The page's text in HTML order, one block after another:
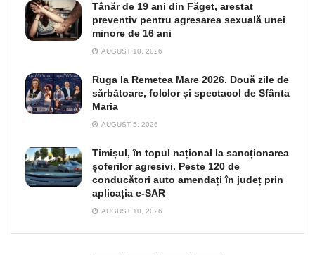
Tânăr de 19 ani din Făget, arestat
preventiv pentru agresarea sexuală unei
minore de 16 ani
AUGUST 10, 2026
Ruga la Remetea Mare 2026. Două zile de
sărbătoare, folclor și spectacol de Sfânta
Maria
AUGUST 5, 2026
Timișul, în topul național la sancționarea
șoferilor agresivi. Peste 120 de
conducători auto amendați în județ prin
aplicația e-SAR
AUGUST 10, 2026